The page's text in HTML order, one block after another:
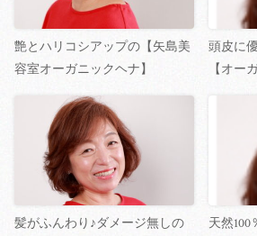
艶とハリコシアップの【矢島美
容室オーガニックヘナ】
頭皮に
【オー
髪がふんわり♪ダメージ無しの
天然100